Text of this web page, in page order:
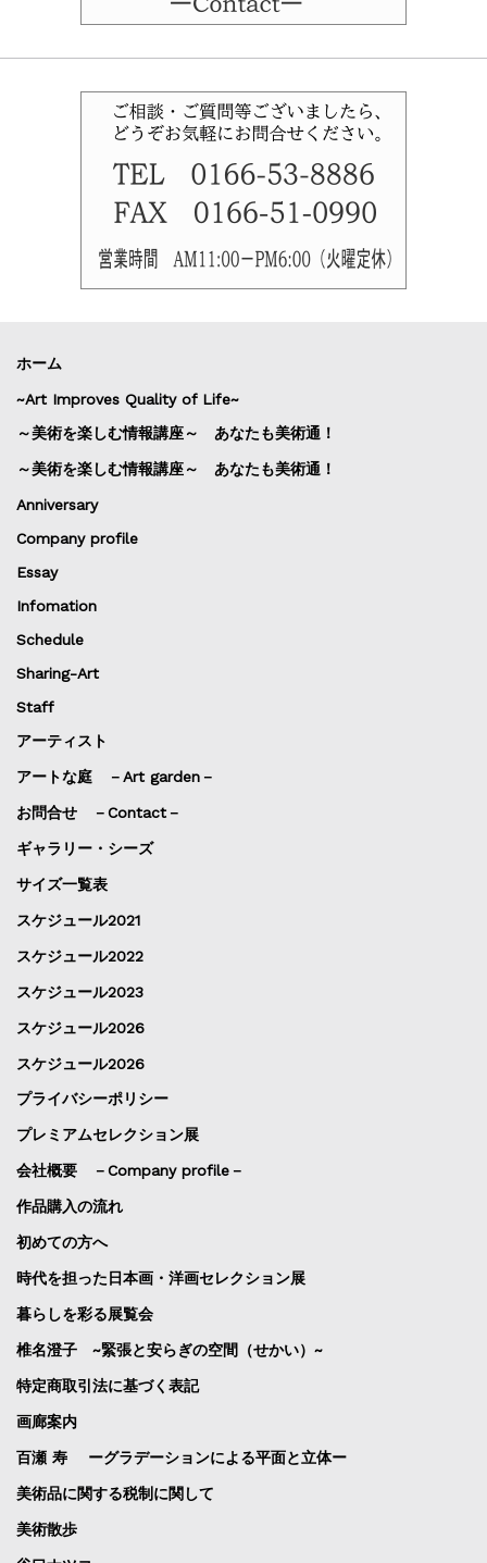
ホーム
~Art Improves Quality of Life~
～美術を楽しむ情報講座～ あなたも美術通！
～美術を楽しむ情報講座～ あなたも美術通！
Anniversary
Company profile
Essay
Infomation
Schedule
Sharing-Art
Staff
アーティスト
アートな庭 －Art garden－
お問合せ －Contact－
ギャラリー・シーズ
サイズ一覧表
スケジュール2021
スケジュール2022
スケジュール2023
スケジュール2026
スケジュール2026
プライバシーポリシー
プレミアムセレクション展
会社概要 －Company profile－
作品購入の流れ
初めての方へ
時代を担った日本画・洋画セレクション展
暮らしを彩る展覧会
椎名澄子 ~緊張と安らぎの空間（せかい）~
特定商取引法に基づく表記
画廊案内
百瀬 寿 ーグラデーションによる平面と立体ー
美術品に関する税制に関して
美術散歩